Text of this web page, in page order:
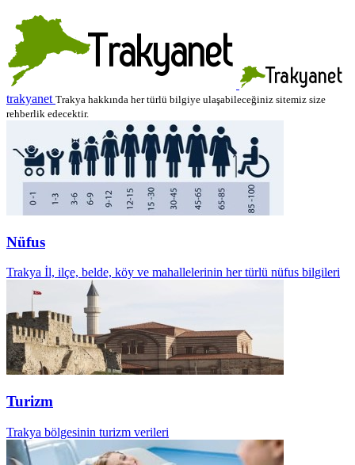
trakyanet Trakya hakkında her türlü bilgiye ulaşabileceğiniz sitemiz size
rehberlik edecektir.
Nüfus
Trakya İl, ilçe, belde, köy ve mahallelerinin her türlü nüfus bilgileri
Turizm
Trakya bölgesinin turizm verileri